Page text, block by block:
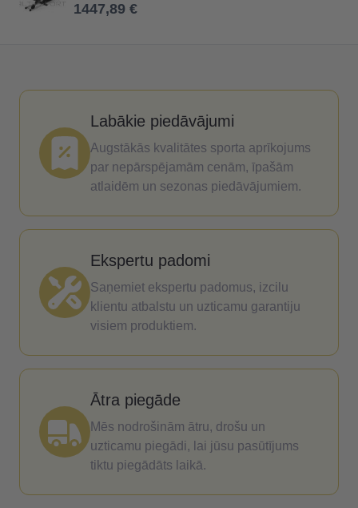
1447,89 €
Labākie piedāvājumi
Augstākās kvalitātes sporta aprīkojums
par nepārspējamām cenām, īpašām
atlaidēm un sezonas piedāvājumiem.
Ekspertu padomi
Saņemiet ekspertu padomus, izcilu
klientu atbalstu un uzticamu garantiju
visiem produktiem.
Ātra piegāde
Mēs nodrošinām ātru, drošu un
uzticamu piegādi, lai jūsu pasūtījums
tiktu piegādāts laikā.